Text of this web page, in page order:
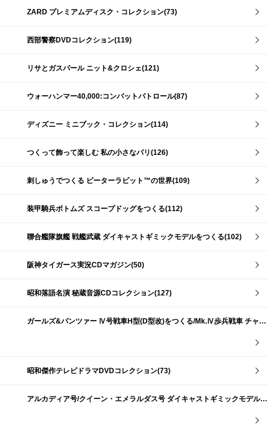
ZARD プレミアムディスク・コレクション(73)
西部警察DVDコレクション(119)
リサとガスパール ニット&クロシェ(121)
ウォーハンマー40,000:コンバットパトロール(87)
ディズニー ミニブック・コレクション(114)
つくって飾って楽しむ 私の小さなパリ(126)
刺しゅうでつくる ピーターラビット™の世界(109)
装甲騎兵ボトムズ スコープドッグをつくる(112)
聯合艦隊旗艦 戦艦武蔵 ダイキャストギミックモデルをつくる(102)
阪神タイガース実況CDマガジン(50)
昭和落語名演 秘蔵音源CDコレクション(127)
ガールズ&パンツァー Ⅳ号戦車H型(D型改)をつくる/Mk.Ⅳ歩兵戦車 チャーチルMk.Ⅶをつくる(191)
昭和傑作テレビドラマDVDコレクション(73)
アルカディア号/クイーン・エメラルダス号 ダイキャストギミックモデルをつくる(159)